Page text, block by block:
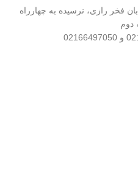
فخر رازی، نرسیده به چهارراه